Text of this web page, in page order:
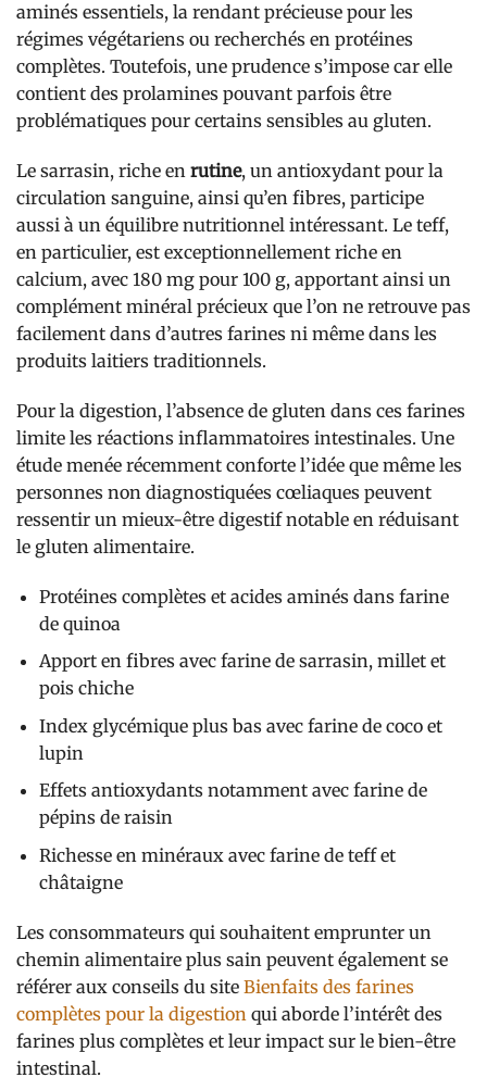
aminés essentiels, la rendant précieuse pour les
régimes végétariens ou recherchés en protéines
complètes. Toutefois, une prudence s’impose car elle
contient des prolamines pouvant parfois être
problématiques pour certains sensibles au gluten.
Le sarrasin, riche en rutine, un antioxydant pour la
circulation sanguine, ainsi qu’en fibres, participe
aussi à un équilibre nutritionnel intéressant. Le teff,
en particulier, est exceptionnellement riche en
calcium, avec 180 mg pour 100 g, apportant ainsi un
complément minéral précieux que l’on ne retrouve pas
facilement dans d’autres farines ni même dans les
produits laitiers traditionnels.
Pour la digestion, l’absence de gluten dans ces farines
limite les réactions inflammatoires intestinales. Une
étude menée récemment conforte l’idée que même les
personnes non diagnostiquées cœliaques peuvent
ressentir un mieux-être digestif notable en réduisant
le gluten alimentaire.
Protéines complètes et acides aminés dans farine
de quinoa
Apport en fibres avec farine de sarrasin, millet et
pois chiche
Index glycémique plus bas avec farine de coco et
lupin
Effets antioxydants notamment avec farine de
pépins de raisin
Richesse en minéraux avec farine de teff et
châtaigne
Les consommateurs qui souhaitent emprunter un
chemin alimentaire plus sain peuvent également se
référer aux conseils du site Bienfaits des farines
complètes pour la digestion qui aborde l’intérêt des
farines plus complètes et leur impact sur le bien-être
intestinal.